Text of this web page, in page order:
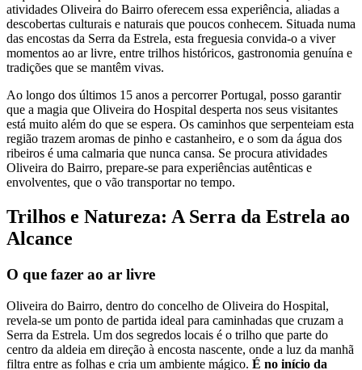
atividades Oliveira do Bairro oferecem essa experiência, aliadas a
descobertas culturais e naturais que poucos conhecem. Situada numa
das encostas da Serra da Estrela, esta freguesia convida-o a viver
momentos ao ar livre, entre trilhos históricos, gastronomia genuína e
tradições que se mantêm vivas.
Ao longo dos últimos 15 anos a percorrer Portugal, posso garantir
que a magia que Oliveira do Hospital desperta nos seus visitantes
está muito além do que se espera. Os caminhos que serpenteiam esta
região trazem aromas de pinho e castanheiro, e o som da água dos
ribeiros é uma calmaria que nunca cansa. Se procura atividades
Oliveira do Bairro, prepare-se para experiências autênticas e
envolventes, que o vão transportar no tempo.
Trilhos e Natureza: A Serra da Estrela ao
Alcance
O que fazer ao ar livre
Oliveira do Bairro, dentro do concelho de Oliveira do Hospital,
revela-se um ponto de partida ideal para caminhadas que cruzam a
Serra da Estrela. Um dos segredos locais é o trilho que parte do
centro da aldeia em direção à encosta nascente, onde a luz da manhã
filtra entre as folhas e cria um ambiente mágico. É no início da